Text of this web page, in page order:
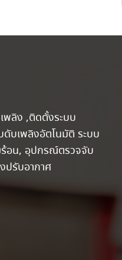
ลิง ,ติดตั้งระบบ
บเพลิงอัตโนมัติ ระบบ
ร้อน, อุปกรณ์ตรวจจับ
ปรับอากาศ